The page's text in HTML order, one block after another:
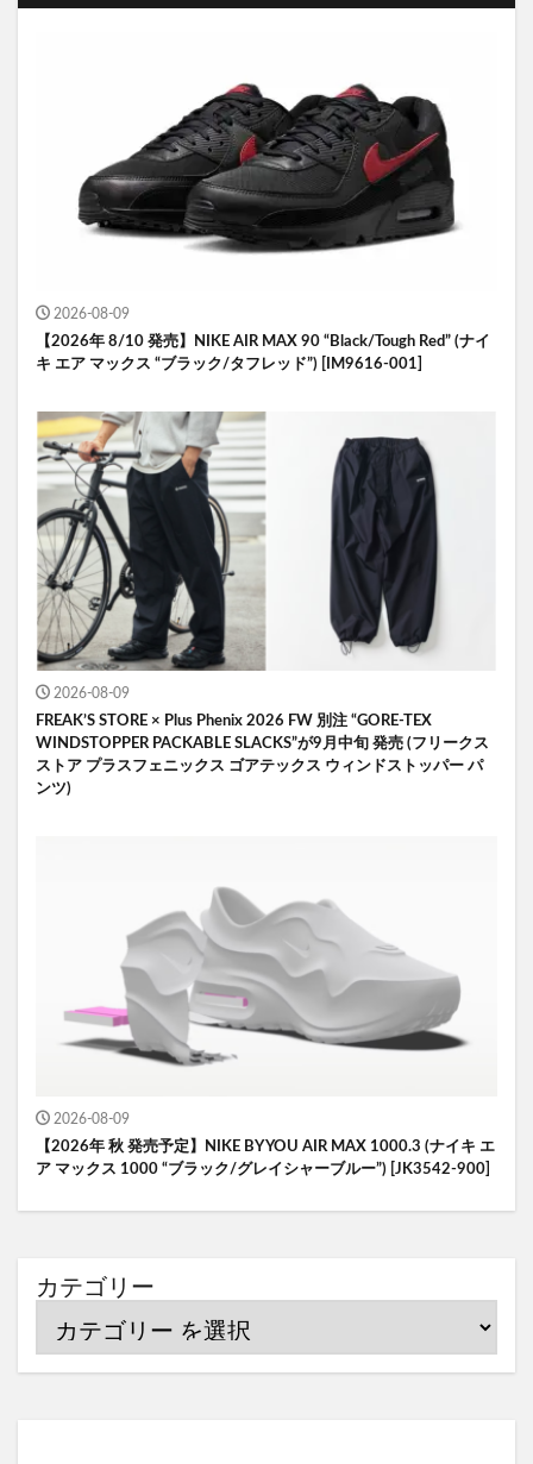
2026-08-09
【2026年 8/10 発売】NIKE AIR MAX 90 “Black/Tough Red” (ナイ
キ エア マックス “ブラック/タフレッド”) [IM9616-001]
2026-08-09
FREAK’S STORE × Plus Phenix 2026 FW 別注 “GORE-TEX
WINDSTOPPER PACKABLE SLACKS”が9月中旬 発売 (フリークス
ストア プラスフェニックス ゴアテックス ウィンドストッパー パ
ンツ)
2026-08-09
【2026年 秋 発売予定】NIKE BY YOU AIR MAX 1000.3 (ナイキ エ
ア マックス 1000 “ブラック/グレイシャーブルー”) [JK3542-900]
カテゴリー